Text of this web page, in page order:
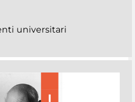
universitari